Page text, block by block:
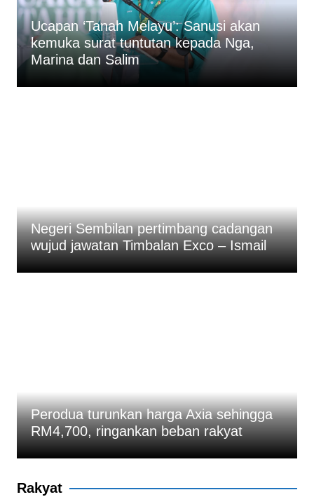
Ucapan ‘Tanah Melayu’: Sanusi akan
kemuka surat tuntutan kepada Nga,
Marina dan Salim
Negeri Sembilan pertimbang cadangan
wujud jawatan Timbalan Exco – Ismail
Perodua turunkan harga Axia sehingga
RM4,700, ringankan beban rakyat
Rakyat